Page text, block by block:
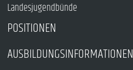
Landesjugendbünde
POSITIONEN
AUSBILDUNGSINFORMATIONEN